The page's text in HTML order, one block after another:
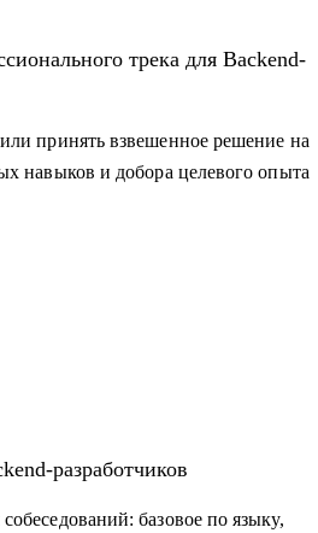
трека для Backend-
принять взвешенное решение на
навыков и добора целевого опыта
разработчиков
базовое по языку,